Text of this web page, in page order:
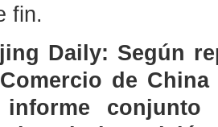
fin.
Daily: Según
de